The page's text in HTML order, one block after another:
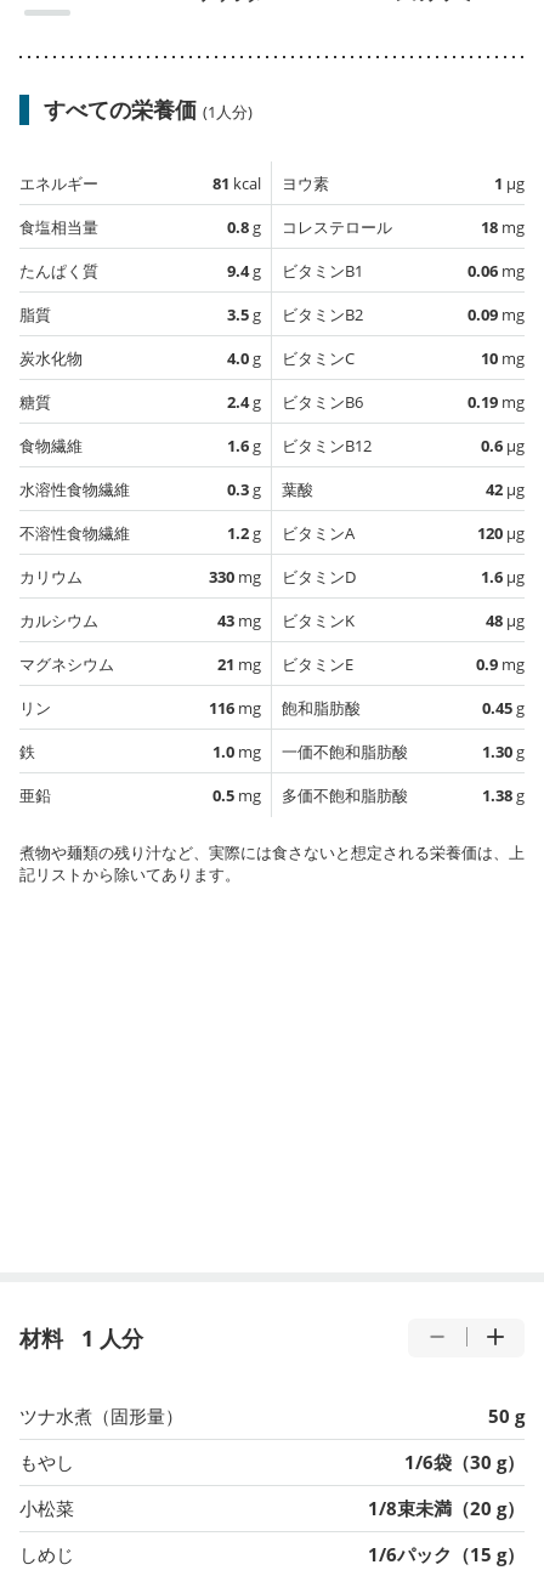
すべての栄養価 (1人分)
エネルギー 81 kcal
食塩相当量
0.8g
たんぱく質
9.4g
脂質
3.5g
炭水化物
4.0g
糖質
2.4g
食物繊維
1.6g
水溶性食物繊維
0.3g
不溶性食物繊維
1.2g
カリウム
330 mg
カルシウム
43 mg
マグネシウム
21 mg
リン
116 mg
鉄
1.0 mg
亜鉛
0.5 mg
ヨウ素 1 µg
コレステロール
18 mg
ビタミンB1
0.06 mg
ビタミンB2
0.09 mg
ビタミンC
10 mg
ビタミンB6
0.19 mg
ビタミンB12
0.6 µg
葉酸
42 µg
ビタミンA
120 µg
ビタミンD
1.6 µg
ビタミンK
48 µg
ビタミンE
0.9 mg
飽和脂肪酸
0.45g
一価不飽和脂肪酸
1.30g
多価不飽和脂肪酸
1.38g
煮物や麺類の残り汁など、実際には食さないと想定される栄養価は、上
記リストから除いてあります。
材料 1 人分
ツナ水煮（固形量）
50 g
もやし
1/6袋（30 g）
小松菜
1/8束未満（20 g）
しめじ
1/6パック（15 g）